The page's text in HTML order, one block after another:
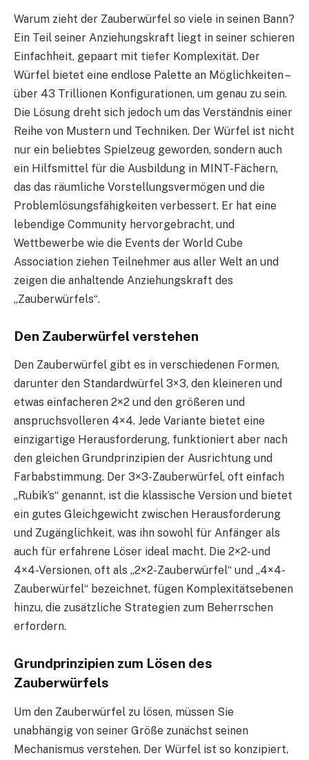
Warum zieht der Zauberwürfel so viele in seinen Bann?
Ein Teil seiner Anziehungskraft liegt in seiner schieren
Einfachheit, gepaart mit tiefer Komplexität. Der
Würfel bietet eine endlose Palette an Möglichkeiten –
über 43 Trillionen Konfigurationen, um genau zu sein.
Die Lösung dreht sich jedoch um das Verständnis einer
Reihe von Mustern und Techniken. Der Würfel ist nicht
nur ein beliebtes Spielzeug geworden, sondern auch
ein Hilfsmittel für die Ausbildung in MINT-Fächern,
das das räumliche Vorstellungsvermögen und die
Problemlösungsfähigkeiten verbessert. Er hat eine
lebendige Community hervorgebracht, und
Wettbewerbe wie die Events der World Cube
Association ziehen Teilnehmer aus aller Welt an und
zeigen die anhaltende Anziehungskraft des
„Zauberwürfels“.
Den Zauberwürfel verstehen
Den Zauberwürfel gibt es in verschiedenen Formen,
darunter den Standardwürfel 3×3, den kleineren und
etwas einfacheren 2×2 und den größeren und
anspruchsvolleren 4×4. Jede Variante bietet eine
einzigartige Herausforderung, funktioniert aber nach
den gleichen Grundprinzipien der Ausrichtung und
Farbabstimmung. Der 3×3-Zauberwürfel, oft einfach
„Rubik’s“ genannt, ist die klassische Version und bietet
ein gutes Gleichgewicht zwischen Herausforderung
und Zugänglichkeit, was ihn sowohl für Anfänger als
auch für erfahrene Löser ideal macht. Die 2×2- und
4×4-Versionen, oft als „2×2-Zauberwürfel“ und „4×4-
Zauberwürfel“ bezeichnet, fügen Komplexitätsebenen
hinzu, die zusätzliche Strategien zum Beherrschen
erfordern.
Grundprinzipien zum Lösen des
Zauberwürfels
Um den Zauberwürfel zu lösen, müssen Sie
unabhängig von seiner Größe zunächst seinen
Mechanismus verstehen. Der Würfel ist so konzipiert,